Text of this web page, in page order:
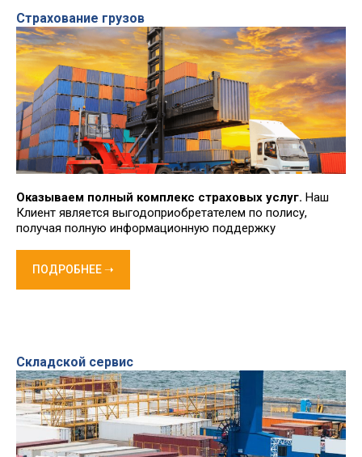
Страхование грузов
Оказываем полный комплекс страховых услуг. Наш
Клиент является выгодоприобретателем по полису,
получая полную информационную поддержку
ПОДРОБНЕЕ ➝
Складской сервис